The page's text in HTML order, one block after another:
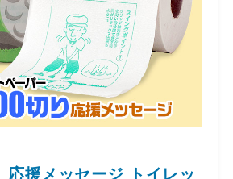
援メッセージ トイレッ